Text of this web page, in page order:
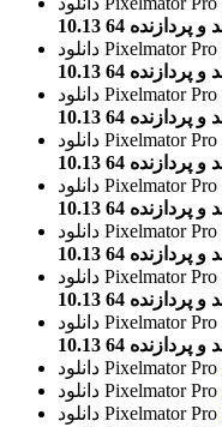
دانلود Pixelmator Pro
دانلود Pixelmator Pro
دانلود Pixelmator Pro
دانلود Pixelmator Pro
دانلود Pixelmator Pro
دانلود Pixelmator Pro
دانلود Pixelmator Pro
دانلود Pixelmator Pro
دانلود Pixelmator Pro
دانلود Pixelmator Pro